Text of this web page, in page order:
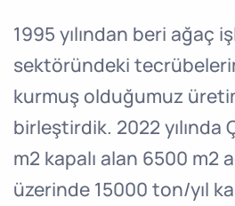
1995 yılından beri ağaç
sektöründeki
kurmuş olduğumuz
birleştirdik. 2022 yılında
m2 kapalı alan 6500 m2
üzerinde 15000 ton/yıl